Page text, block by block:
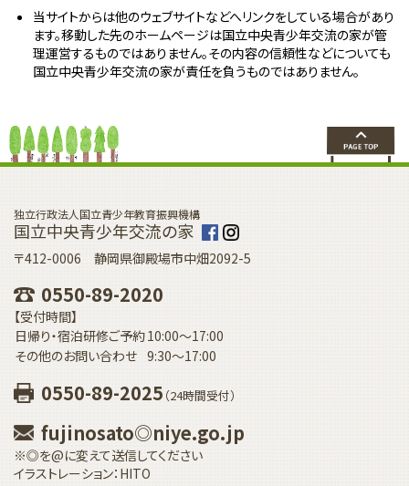
当サイトからは他のウェブサイトなどへリンクをしている場合があり
ます。移動した先のホームページは国立中央青少年交流の家が管
理運営するものではありません。その内容の信頼性などについても
国立中央青少年交流の家が責任を負うものではありません。
独立行政法人国立青少年教育振興機構
国立中央青少年交流の家
〒412-0006 静岡県御殿場市中畑2092-5
0550-89-2020
【受付時間】
日帰り・宿泊研修ご予約10:00〜17:00
その他のお問い合わせ 9:30〜17:00
0550-89-2025 （24時間受付）
fujinosato◎niye.go.jp
※◎を@に変えて送信してください
イラストレーション：HITO